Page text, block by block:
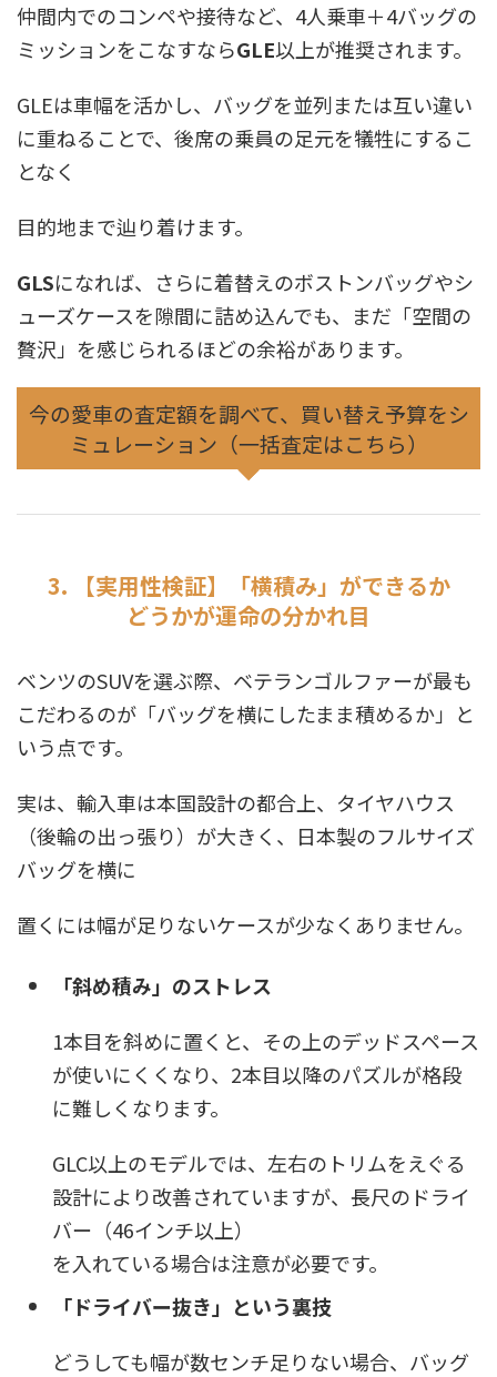
仲間内でのコンペや接待など、4人乗車＋4バッグの
ミッションをこなすならGLE以上が推奨されます。
GLEは車幅を活かし、バッグを並列または互い違い
に重ねることで、後席の乗員の足元を犠牲にするこ
となく
目的地まで辿り着けます。
GLSになれば、さらに着替えのボストンバッグやシ
ューズケースを隙間に詰め込んでも、まだ「空間の
贅沢」を感じられるほどの余裕があります。
今の愛車の査定額を調べて、買い替え予算をシ
ミュレーション（一括査定はこちら）
3. 【実用性検証】「横積み」ができるか
どうかが運命の分かれ目
ベンツのSUVを選ぶ際、ベテランゴルファーが最も
こだわるのが「バッグを横にしたまま積めるか」と
いう点です。
実は、輸入車は本国設計の都合上、タイヤハウス
（後輪の出っ張り）が大きく、日本製のフルサイズ
バッグを横に
置くには幅が足りないケースが少なくありません。
「斜め積み」のストレス
1本目を斜めに置くと、その上のデッドスペース
が使いにくくなり、2本目以降のパズルが格段
に難しくなります。
GLC以上のモデルでは、左右のトリムをえぐる
設計により改善されていますが、長尺のドライ
バー（46インチ以上）
を入れている場合は注意が必要です。
「ドライバー抜き」という裏技
どうしても幅が数センチ足りない場合、バッグ